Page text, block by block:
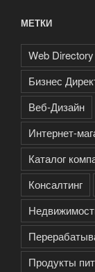
МЕТКИ
Web Directory
Бизнес
Веб-Дизайн
Интернет-
Каталог
Консалтинг
Продукты